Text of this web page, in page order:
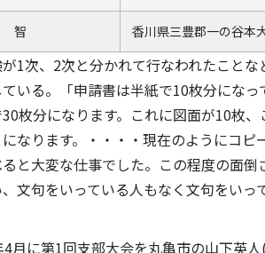
智 香川県三豊郡一の谷本
1次、2次と分かれて行なわれたこと
いる。「申請書は半紙で10枚分にな
枚分になります。これに図面が10枚
なります。・・・・現在のようにコピ
と大変な仕事でした。この程度の面
文句をいっている人もなく文句をいっ
月に第1回支部大会を丸亀市の山下英人